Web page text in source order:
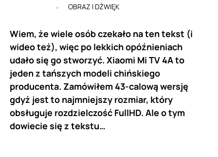
OBRAZ I DŹWIĘK
Wiem, że wiele osób czekało na ten tekst (i
wideo też), więc po lekkich opóźnieniach
udało się go stworzyć. Xiaomi Mi TV 4A to
jeden z tańszych modeli chińskiego
producenta. Zamówiłem 43-calową wersję
gdyż jest to najmniejszy rozmiar, który
obsługuje rozdzielczość FullHD. Ale o tym
dowiecie się z tekstu…